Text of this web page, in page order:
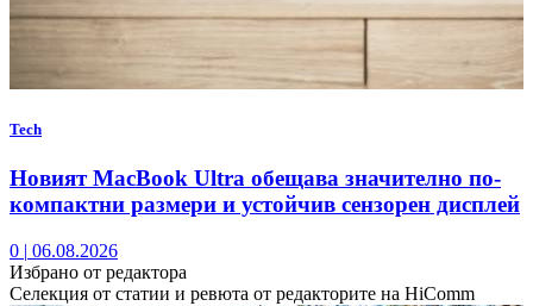
Tech
Новият MacBook Ultra обещава значително по-
компактни размери и устойчив сензорен дисплей
0 | 06.08.2026
Избрано от редактора
Селекция от статии и ревюта от редакторите на HiComm